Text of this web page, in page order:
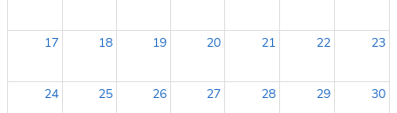
17 18 19 20 21 22 23
24 25 26 27 28 29 30